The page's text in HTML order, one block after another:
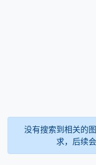
没有搜索到相关的
求，后续